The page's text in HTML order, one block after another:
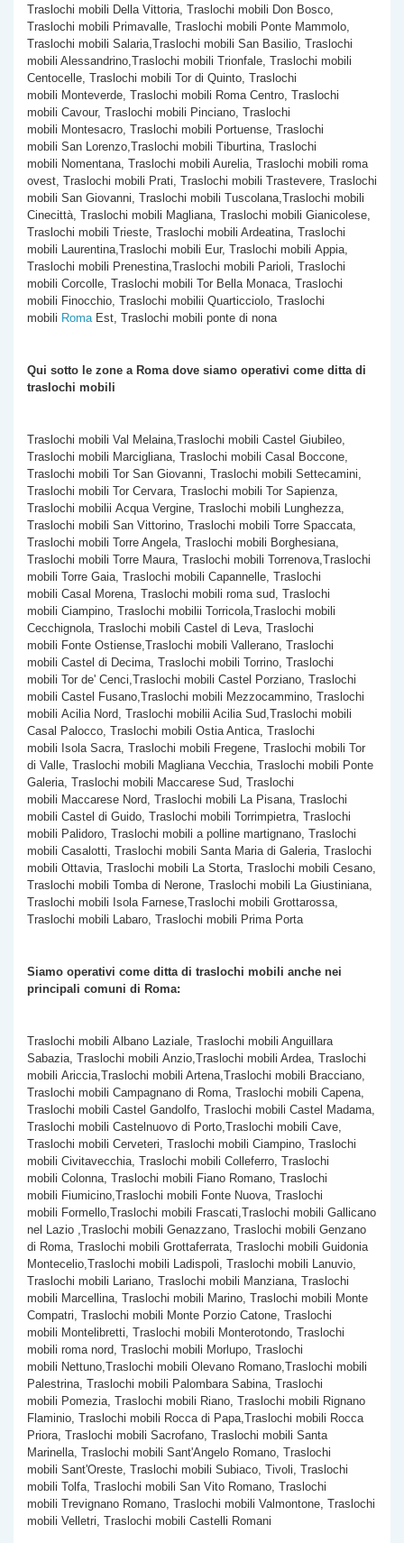
Traslochi mobili Della Vittoria, Traslochi mobili Don Bosco,
Traslochi mobili Primavalle, Traslochi mobili Ponte Mammolo,
Traslochi mobili Salaria,Traslochi mobili San Basilio, Traslochi
mobili Alessandrino,Traslochi mobili Trionfale, Traslochi mobili
Centocelle, Traslochi mobili Tor di Quinto, Traslochi
mobili Monteverde, Traslochi mobili Roma Centro, Traslochi
mobili Cavour, Traslochi mobili Pinciano, Traslochi
mobili Montesacro, Traslochi mobili Portuense, Traslochi
mobili San Lorenzo,Traslochi mobili Tiburtina, Traslochi
mobili Nomentana, Traslochi mobili Aurelia, Traslochi mobili roma
ovest, Traslochi mobili Prati, Traslochi mobili Trastevere, Traslochi
mobili San Giovanni, Traslochi mobili Tuscolana,Traslochi mobili
Cinecittà, Traslochi mobili Magliana, Traslochi mobili Gianicolese,
Traslochi mobili Trieste, Traslochi mobili Ardeatina, Traslochi
mobili Laurentina,Traslochi mobili Eur, Traslochi mobili Appia,
Traslochi mobili Prenestina,Traslochi mobili Parioli, Traslochi
mobili Corcolle, Traslochi mobili Tor Bella Monaca, Traslochi
mobili Finocchio, Traslochi mobilii Quarticciolo, Traslochi
mobili RomaEst, Traslochi mobili ponte di nona
Qui sotto le zone a Roma dove siamo operativi come ditta di
traslochi mobili
Traslochi mobili Val Melaina,Traslochi mobili Castel Giubileo,
Traslochi mobili Marcigliana, Traslochi mobili Casal Boccone,
Traslochi mobili Tor San Giovanni, Traslochi mobili Settecamini,
Traslochi mobili Tor Cervara, Traslochi mobili Tor Sapienza,
Traslochi mobilii Acqua Vergine, Traslochi mobili Lunghezza,
Traslochi mobili San Vittorino, Traslochi mobili Torre Spaccata,
Traslochi mobili Torre Angela, Traslochi mobili Borghesiana,
Traslochi mobili Torre Maura, Traslochi mobili Torrenova,Traslochi
mobili Torre Gaia, Traslochi mobili Capannelle, Traslochi
mobili Casal Morena, Traslochi mobili roma sud, Traslochi
mobili Ciampino, Traslochi mobilii Torricola,Traslochi mobili
Cecchignola, Traslochi mobili Castel di Leva, Traslochi
mobili Fonte Ostiense,Traslochi mobili Vallerano, Traslochi
mobili Castel di Decima, Traslochi mobili Torrino, Traslochi
mobili Tor de' Cenci,Traslochi mobili Castel Porziano, Traslochi
mobili Castel Fusano,Traslochi mobili Mezzocammino, Traslochi
mobili Acilia Nord, Traslochi mobilii Acilia Sud,Traslochi mobili
Casal Palocco, Traslochi mobili Ostia Antica, Traslochi
mobili Isola Sacra, Traslochi mobili Fregene, Traslochi mobili Tor
di Valle, Traslochi mobili Magliana Vecchia, Traslochi mobili Ponte
Galeria, Traslochi mobili Maccarese Sud, Traslochi
mobili Maccarese Nord, Traslochi mobili La Pisana, Traslochi
mobili Castel di Guido, Traslochi mobili Torrimpietra, Traslochi
mobili Palidoro, Traslochi mobili a polline martignano, Traslochi
mobili Casalotti, Traslochi mobili Santa Maria di Galeria, Traslochi
mobili Ottavia, Traslochi mobili La Storta, Traslochi mobili Cesano,
Traslochi mobili Tomba di Nerone, Traslochi mobili La Giustiniana,
Traslochi mobili Isola Farnese,Traslochi mobili Grottarossa,
Traslochi mobili Labaro, Traslochi mobili Prima Porta
Siamo operativi come ditta di traslochi mobili anche nei
principali comuni di Roma:
Traslochi mobili Albano Laziale, Traslochi mobili Anguillara
Sabazia, Traslochi mobili Anzio,Traslochi mobili Ardea, Traslochi
mobili Ariccia,Traslochi mobili Artena,Traslochi mobili Bracciano,
Traslochi mobili Campagnano di Roma, Traslochi mobili Capena,
Traslochi mobili Castel Gandolfo, Traslochi mobili Castel Madama,
Traslochi mobili Castelnuovo di Porto,Traslochi mobili Cave,
Traslochi mobili Cerveteri, Traslochi mobili Ciampino, Traslochi
mobili Civitavecchia, Traslochi mobili Colleferro, Traslochi
mobili Colonna, Traslochi mobili Fiano Romano, Traslochi
mobili Fiumicino,Traslochi mobili Fonte Nuova, Traslochi
mobili Formello,Traslochi mobili Frascati,Traslochi mobili Gallicano
nel Lazio ,Traslochi mobili Genazzano, Traslochi mobili Genzano
di Roma, Traslochi mobili Grottaferrata, Traslochi mobili Guidonia
Montecelio,Traslochi mobili Ladispoli, Traslochi mobili Lanuvio,
Traslochi mobili Lariano, Traslochi mobili Manziana, Traslochi
mobili Marcellina, Traslochi mobili Marino, Traslochi mobili Monte
Compatri, Traslochi mobili Monte Porzio Catone, Traslochi
mobili Montelibretti, Traslochi mobili Monterotondo, Traslochi
mobili roma nord, Traslochi mobili Morlupo, Traslochi
mobili Nettuno,Traslochi mobili Olevano Romano,Traslochi mobili
Palestrina, Traslochi mobili Palombara Sabina, Traslochi
mobili Pomezia, Traslochi mobili Riano, Traslochi mobili Rignano
Flaminio, Traslochi mobili Rocca di Papa,Traslochi mobili Rocca
Priora, Traslochi mobili Sacrofano, Traslochi mobili Santa
Marinella, Traslochi mobili Sant'Angelo Romano, Traslochi
mobili Sant'Oreste, Traslochi mobili Subiaco, Tivoli, Traslochi
mobili Tolfa, Traslochi mobili San Vito Romano, Traslochi
mobili Trevignano Romano, Traslochi mobili Valmontone, Traslochi
mobili Velletri, Traslochi mobili Castelli Romani